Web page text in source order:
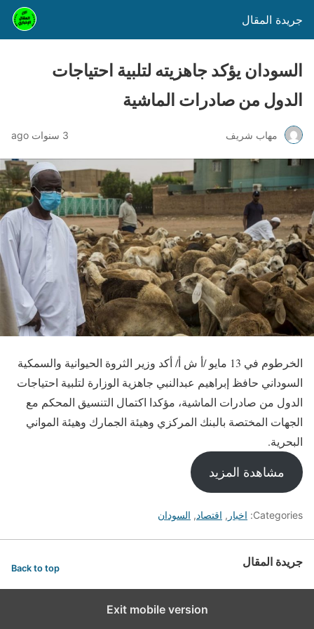
جريدة المقال
السودان يؤكد جاهزيته لتلبية احتياجات
الدول من صادرات الماشية
مهاب شريف 3 سنوات ago
الخرطوم في 13 مايو /أ ش أ/ أكد وزير الثروة الحيوانية والسمكية
السوداني حافظ إبراهيم عبدالنبي جاهزية الوزارة لتلبية احتياجات
الدول من صادرات الماشية، مؤكدا اكتمال التنسيق المحكم مع
الجهات المختصة بالبنك المركزي وهيئة الجمارك وهيئة المواني
البحرية.
مشاهدة المزيد
Categories: اخبار , اقتصاد, السودان
جريدة المقال Back to top
Exit mobile version